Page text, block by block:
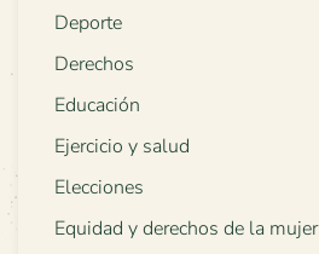
Deporte
Derechos
Educación
Ejercicio y salud
Elecciones
Equidad y derechos de la mujer